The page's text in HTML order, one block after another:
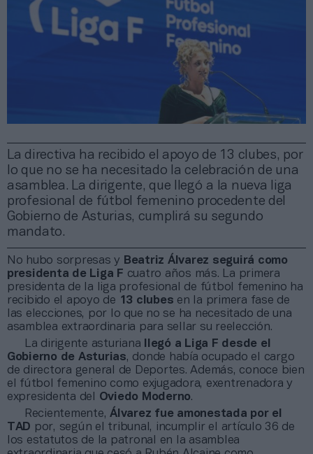
La directiva ha recibido el apoyo de 13 clubes, por
lo que no se ha necesitado la celebración de una
asamblea. La dirigente, que llegó a la nueva liga
profesional de fútbol femenino procedente del
Gobierno de Asturias, cumplirá su segundo
mandato.
No hubo sorpresas y Beatriz Álvarez seguirá como
presidenta de Liga F cuatro años más. La primera
presidenta de la liga profesional de fútbol femenino ha
recibido el apoyo de 13 clubes en la primera fase de
las elecciones, por lo que no se ha necesitado de una
asamblea extraordinaria para sellar su reelección.
La dirigente asturiana
llegó a Liga F desde el
Gobierno de Asturias, donde había ocupado el cargo
de directora general de Deportes. Además, conoce bien
el fútbol femenino como exjugadora, exentrenadora y
expresidenta del Oviedo Moderno.
Recientemente,Álvarez fue amonestada por el
TAD por, según el tribunal, incumplir el artículo 36 de
los estatutos de la patronal en la asamblea